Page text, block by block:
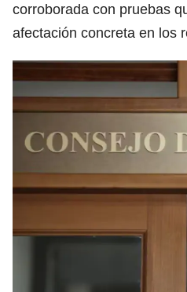
corroborada con pruebas
afectación concreta en los